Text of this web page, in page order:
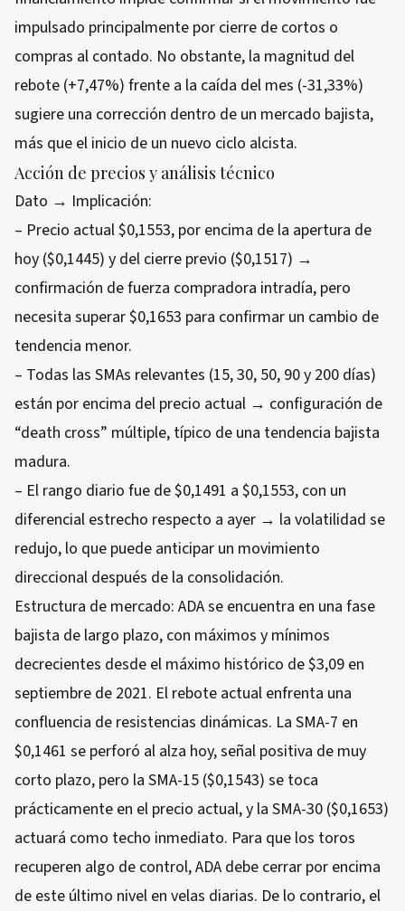
impulsado principalmente por cierre de cortos o
compras al contado. No obstante, la magnitud del
rebote (+7,47%) frente a la caída del mes (-31,33%)
sugiere una corrección dentro de un mercado bajista,
más que el inicio de un nuevo ciclo alcista.
Acción de precios y análisis técnico
Dato → Implicación:
– Precio actual $0,1553, por encima de la apertura de
hoy ($0,1445) y del cierre previo ($0,1517) →
confirmación de fuerza compradora intradía, pero
necesita superar $0,1653 para confirmar un cambio de
tendencia menor.
– Todas las SMAs relevantes (15, 30, 50, 90 y 200 días)
están por encima del precio actual → configuración de
“death cross” múltiple, típico de una tendencia bajista
madura.
– El rango diario fue de $0,1491 a $0,1553, con un
diferencial estrecho respecto a ayer → la volatilidad se
redujo, lo que puede anticipar un movimiento
direccional después de la consolidación.
Estructura de mercado: ADA se encuentra en una fase
bajista de largo plazo, con máximos y mínimos
decrecientes desde el máximo histórico de $3,09 en
septiembre de 2021. El rebote actual enfrenta una
confluencia de resistencias dinámicas. La SMA-7 en
$0,1461 se perforó al alza hoy, señal positiva de muy
corto plazo, pero la SMA-15 ($0,1543) se toca
prácticamente en el precio actual, y la SMA-30 ($0,1653)
actuará como techo inmediato. Para que los toros
recuperen algo de control, ADA debe cerrar por encima
de este último nivel en velas diarias. De lo contrario, el